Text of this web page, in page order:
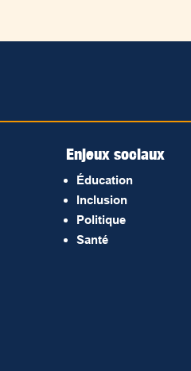
Enjeux sociaux
Éducation
Inclusion
Politique
Santé